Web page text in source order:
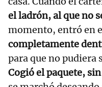
el ladrón, al que no
momento, entró en
completamente
para que no pudiera
Cogió el paquete,